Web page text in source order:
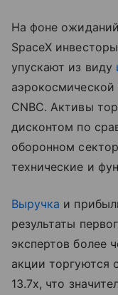
На фоне
SpaceX
упускают из виду
CNBC. Активы
дисконтом по
оборонном
технические и
Выручка и
результаты
экспертов более
акции торгуются
13.7x, что